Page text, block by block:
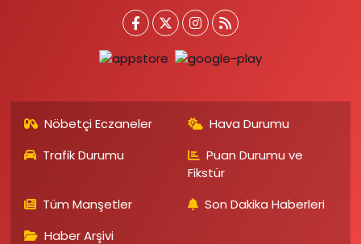
Nöbetçi Eczaneler
Hava Durumu
Trafik Durumu
Puan Durumu ve
Fikstür
Tüm Manşetler
Son Dakika Haberleri
Haber Arşivi